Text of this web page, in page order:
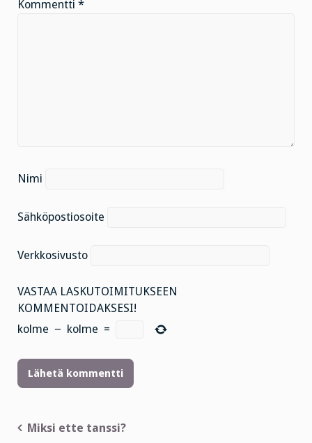
Kommentti *
Nimi
Sähköpostiosoite
Verkkosivusto
VASTAA LASKUTOIMITUKSEEN
KOMMENTOIDAKSESI!
kolme − kolme =
Artikkelien
Miksi ette tanssi?